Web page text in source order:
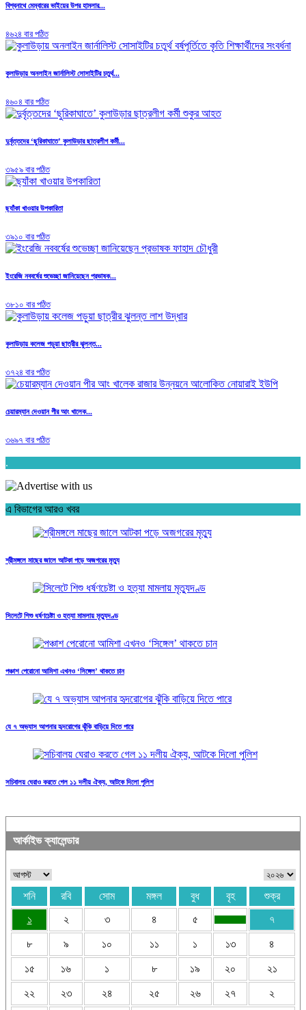
বিশ্বনাথে মেম্বারের ভাইয়ের উপর হামলার...
৪৬২৪ বার পঠিত
কুলাউড়ায় অনলাইন জার্নালিস্ট সোসাইটির চতুর্থ...
৪৬০৪ বার পঠিত
দুর্বৃত্তদের ‘ছুরিকাঘাতে’ কুলাউড়ার ছাত্রলীগ কর্মী...
৩৯৫৯ বার পঠিত
ছ্যাঁকা খাওয়ার উপকারিতা
৩৯১০ বার পঠিত
ইংরেজি নববর্ষের শুভেচ্ছা জানিয়েছেন প্রভাষক...
৩৮১০ বার পঠিত
কুলাউড়ায় কলেজ পড়ুয়া ছাত্রীর ঝুলন্ত...
৩৭২৪ বার পঠিত
চেয়ারম্যান দেওয়ান পীর আং খালেক...
৩৬৯৭ বার পঠিত
.
এ বিভাগের আরও খবর
শ্রীমঙ্গলে মাছের জালে আটকা পড়ে অজগরের মৃত্যু
সিলেটে শিশু ধর্ষণচেষ্টা ও হত্যা মামলায় মৃত্যুদণ্ড
পঞ্চাশ পেরোনো আমিশা এখনও ‘সিঙ্গেল’ থাকতে চান
যে ৭ অভ্যাস আপনার হৃদরোগের ঝুঁকি বাড়িয়ে দিতে পারে
সচিবালয় ঘেরাও করতে গেল ১১ দলীয় ঐক্য, আটকে দিলো পুলিশ
আর্কাইভ ক্যালেন্ডার
শনি রবি সোম মঙ্গল বুধ বৃহ
শুক্র
১
২ ৩ ৪ ৫ ৭
৮ ৯ ১০ ১১ ১ ১৩ ৪
১৫ ১৬ ১ ৮ ১৯ ২০ ২১
২২ ২৩ ২৪ ২৫ ২৬ ২৭ ২